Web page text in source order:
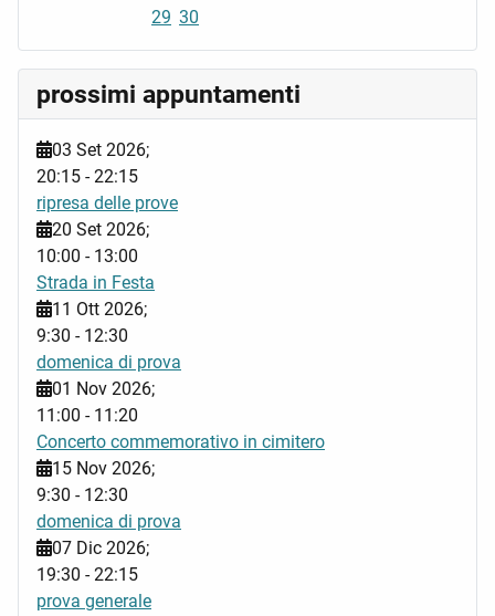
29 30
prossimi appuntamenti
03 Set 2026;
20:15 -22:15
ripresa delle prove
20 Set 2026;
10:00 - 13:00
Strada in Festa
11 Ott 2026;
9:30 - 12:30
domenica di prova
01 Nov 2026;
11:00 - 11:20
Concerto commemorativo in cimitero
15 Nov 2026;
9:30 - 12:30
domenica di prova
07 Dic 2026;
19:30 -22:15
prova generale